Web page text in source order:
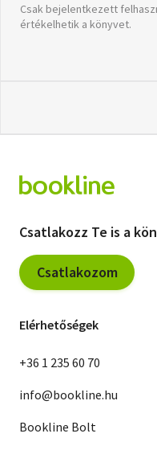
Csak bejelentkezett
értékelhetik a könyvet.
Csatlakozz Te is a
Csatlakozom
Elérhetőségek
+36 1 235 60 70
info@bookline.hu
Bookline Bolt